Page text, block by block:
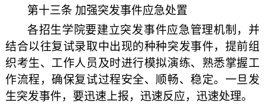
第十三条 加强突发事件应急处置
各招生学院要建立突发事件应急管理机制，并
结合以往复试录取中出现的种种突发事件，提前组
织考生、工作人员及时进行模拟演练、熟悉掌握工
作流程，确保复试过程安全、顺畅、稳定。一旦发
生突发事件，要迅速上报，迅速反应，迅速处理。